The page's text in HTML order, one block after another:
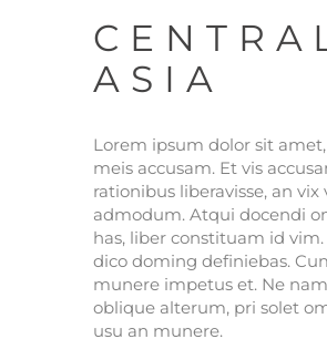
ASIA
Lorem ipsum dolor sit
meis accusam. Et vis
rationibus liberavisse, an vix
admodum. Atqui docendi
has, liber constituam id
dico doming definiebas.
munere impetus et. Ne
oblique alterum, pri solet
usu an munere.